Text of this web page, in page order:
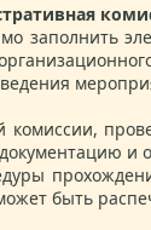
заполнить
комиссии,
и
быть